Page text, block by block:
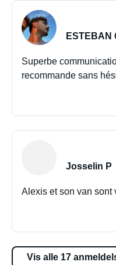
ESTEBAN
Superbe
recommande sans
Josselin P
Alexis et son van sont
Vis alle 17